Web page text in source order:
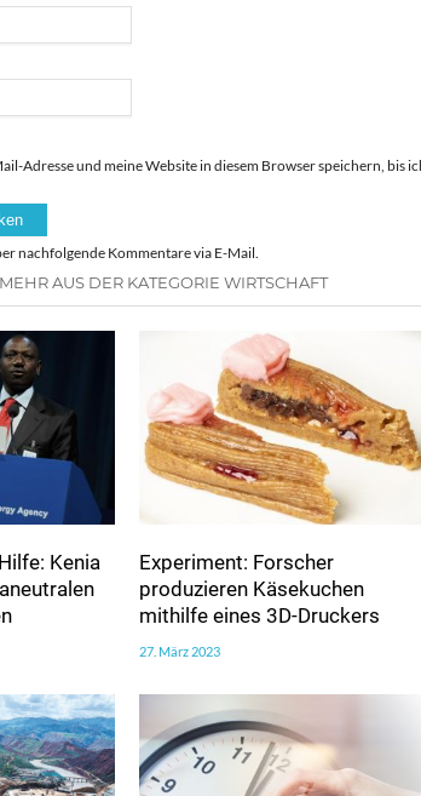
Adresse und meine Website in diesem Browser speichern, bis
nachfolgende Kommentare via E-Mail.
MEHR AUS DER KATEGORIE WIRTSCHAFT
Kenia
Experiment: Forscher
produzieren Käsekuchen
mithilfe eines 3D-Druckers
27. März 2023